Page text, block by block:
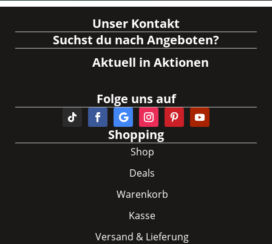
Unser Kontakt
Suchst du nach Angeboten?
Aktuell in Aktionen
Folge uns auf
Shopping
Shop
Deals
Warenkorb
Kasse
Versand & Lieferung